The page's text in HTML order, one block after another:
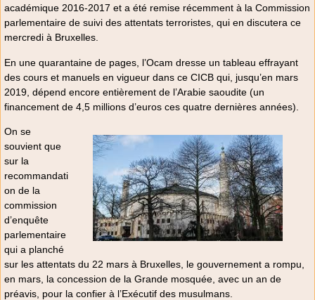
académique 2016-2017 et a été remise récemment à la Commission
parlementaire de suivi des attentats terroristes, qui en discutera ce
mercredi à Bruxelles.
En une quarantaine de pages, l’Ocam dresse un tableau effrayant
des cours et manuels en vigueur dans ce CICB qui, jusqu’en mars
2019, dépend encore entièrement de l’Arabie saoudite (un
financement de 4,5 millions d’euros ces quatre dernières années).
On se
souvient que
sur la
recommandati
on de la
commission
d’enquête
parlementaire
qui a planché
sur les attentats du 22 mars à Bruxelles, le gouvernement a rompu,
en mars, la concession de la Grande mosquée, avec un an de
préavis, pour la confier à l’Exécutif des musulmans.